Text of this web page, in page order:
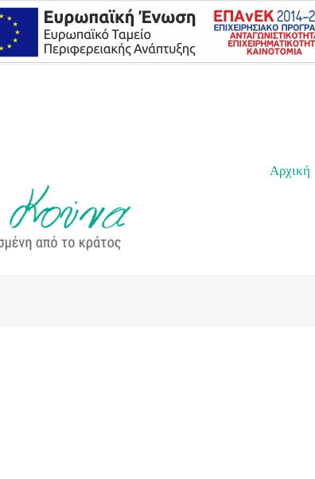
Αρχική